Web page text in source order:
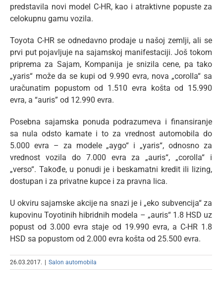
predstavila novi model C-HR, kao i atraktivne popuste za
celokupnu gamu vozila.
Toyota C-HR se odnedavno prodaje u našoj zemlji, ali se
prvi put pojavljuje na sajamskoj manifestaciji. Još tokom
priprema za Sajam, Kompanija je snizila cene, pa tako
„yaris“ može da se kupi od 9.990 evra, nova „corolla“ sa
uračunatim popustom od 1.510 evra košta od 15.990
evra, a “auris” od 12.990 evra.
Posebna sajamska ponuda podrazumeva i finansiranje
sa nula odsto kamate i to za vrednost automobila do
5.000 evra – za modele „aygo“ i „yaris“, odnosno za
vrednost vozila do 7.000 evra za „auris“, „corolla“ i
„verso“. Takođe, u ponudi je i beskamatni kredit ili lizing,
dostupan i za privatne kupce i za pravna lica.
U okviru sajamske akcije na snazi je i „eko subvencija“ za
kupovinu Toyotinih hibridnih modela – „auris“ 1.8 HSD uz
popust od 3.000 evra staje od 19.990 evra, a C-HR 1.8
HSD sa popustom od 2.000 evra košta od 25.500 evra.
26.03.2017. Salon automobila